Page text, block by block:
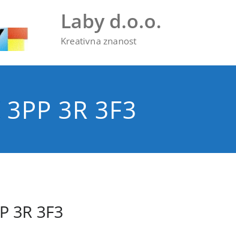
Laby d.o.o.
Kreativna znanost
3PP 3R 3F3
3R 3F3